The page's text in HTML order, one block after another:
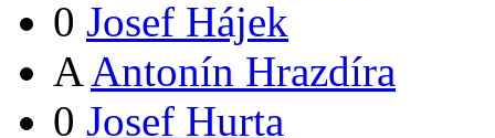
0 Josef Hájek
A Antonín Hrazdíra
0 Josef Hurta